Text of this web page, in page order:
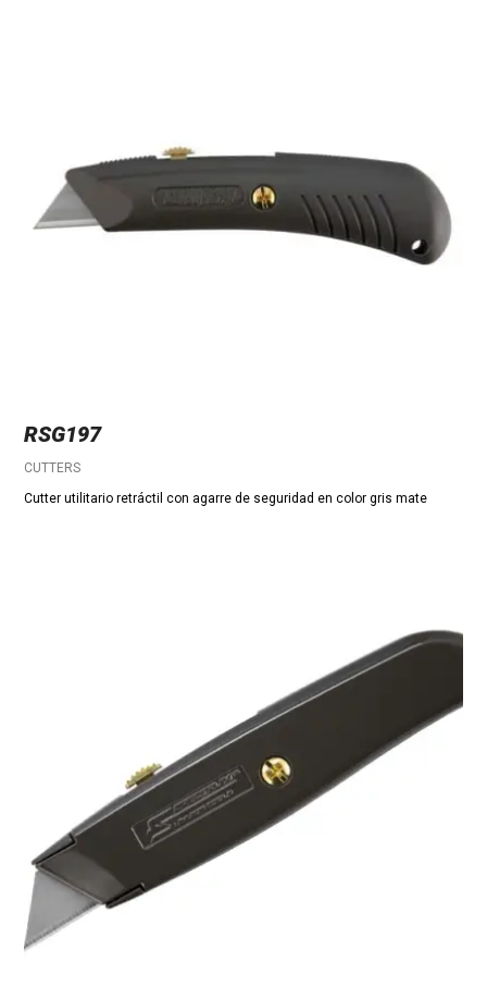
RSG197
CUTTERS
Cutter utilitario retráctil con agarre de seguridad en color gris mate